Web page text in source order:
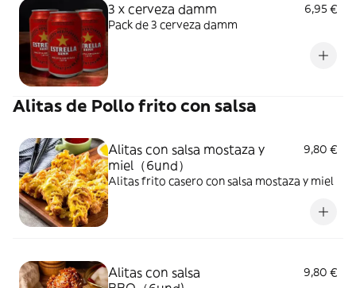
3 x cerveza damm
6,95 €
Pack de 3 cerveza damm
Alitas de Pollo frito con salsa
Alitas con salsa mostaza y
miel（6und）
9,80 €
Alitas frito casero con salsa mostaza y miel
Alitas con salsa
9,80 €